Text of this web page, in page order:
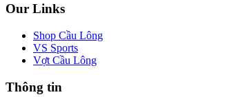
Our Links
Shop Cầu Lông
VS Sports
Vợt Cầu Lông
Thông tin